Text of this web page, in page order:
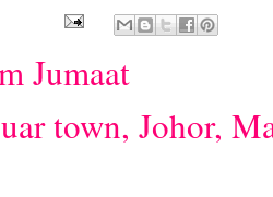
Jumaat
town, Johor,